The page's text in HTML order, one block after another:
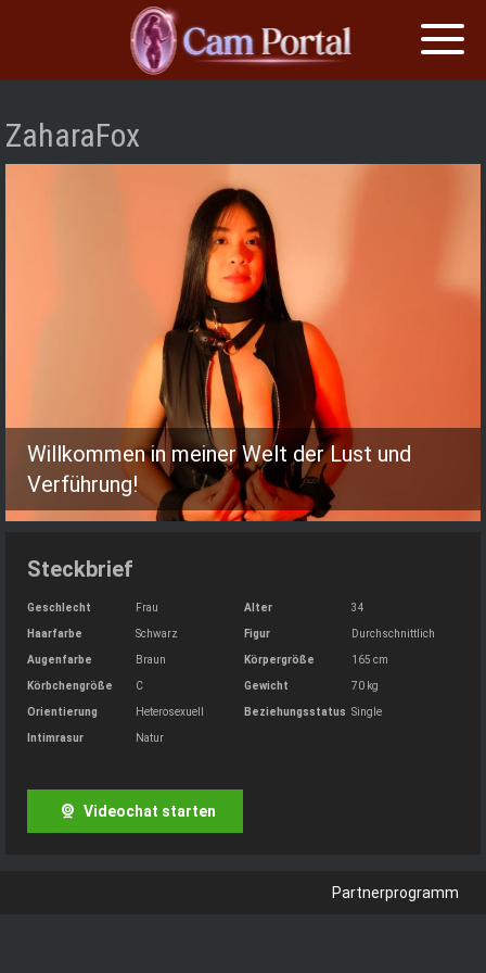
content
Toggle
ZaharaFox
Willkommen in meiner Welt der Lust und
Verführung!
Steckbrief
Geschlecht Frau Alter 34
Haarfarbe Schwarz Figur Durchschnittlich
Augenfarbe Braun Körpergröße 165 cm
Körbchengröße C Gewicht 70 kg
Orientierung Heterosexuell Beziehungsstatus Single
Intimrasur Natur
Videochat starten
Partnerprogramm